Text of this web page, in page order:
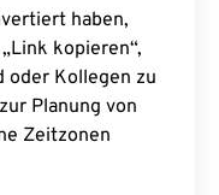
haben,
kopieren“,
oder Kollegen zu
Planung von
Zeitzonen